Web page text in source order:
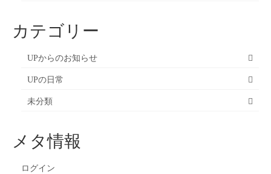
カテゴリー
UPからのお知らせ
UPの日常
未分類
メタ情報
ログイン